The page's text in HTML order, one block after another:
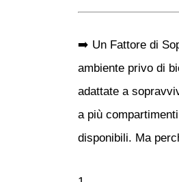
➡️ Un Fattore di
ambiente privo di
adattate a
a più compartimenti
disponibili. Ma